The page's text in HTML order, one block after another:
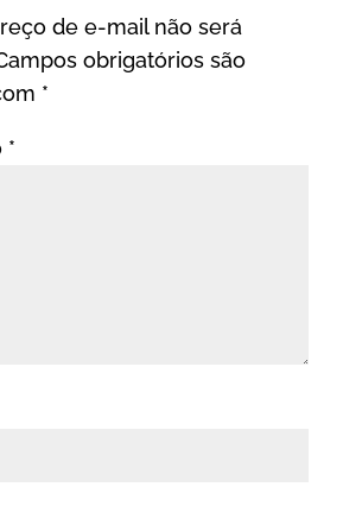
de e-mail não será
obrigatórios são
*
*